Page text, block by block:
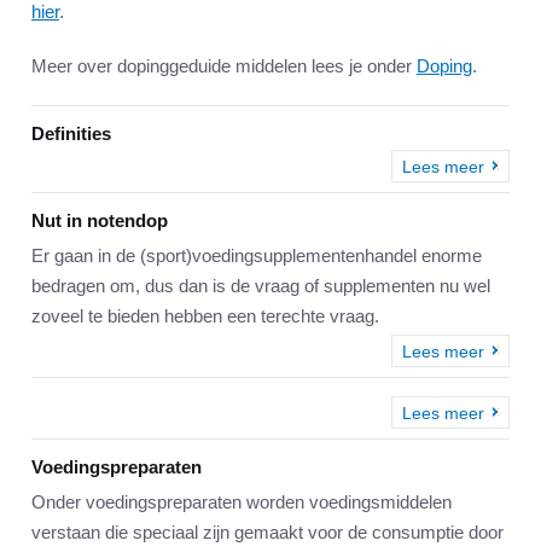
hier.
Meer over dopinggeduide middelen lees je onder Doping.
Definities
Lees meer
Nut in notendop
Er gaan in de (sport)voedingsupplementenhandel enorme
bedragen om, dus dan is de vraag of supplementen nu wel
zoveel te bieden hebben een terechte vraag.
Lees meer
Lees meer
Voedingspreparaten
Onder voedingspreparaten worden voedingsmiddelen
verstaan die speciaal zijn gemaakt voor de consumptie door